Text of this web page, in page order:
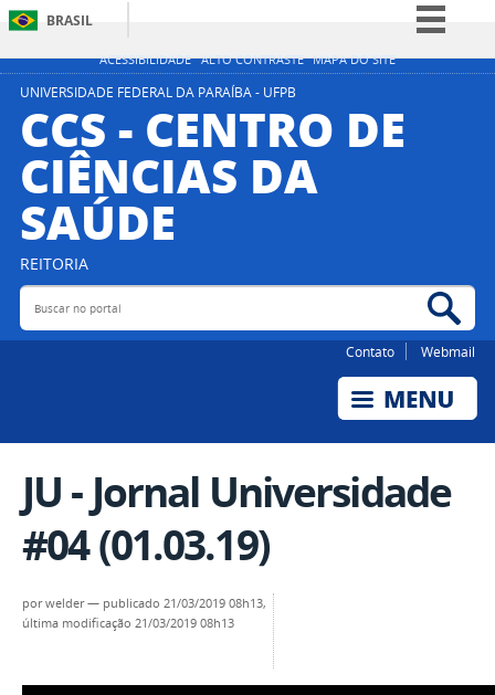
ACESSIBILIDADE ALTO CONTRASTE MAPA DO SITE
BRASIL
Simplifique!
Participe
Acesso à informação
Legislação
UNIVERSIDADE FEDERAL DA PARAÍBA - UFPB
CCS - CENTRO DE
CIÊNCIAS DA
SAÚDE
REITORIA
Buscar no portal
Contato Webmail
JU - Jornal Universidade
#04 (01.03.19)
porwelder— publicado 21/03/2019 08h13,
última modificação 21/03/2019 08h13